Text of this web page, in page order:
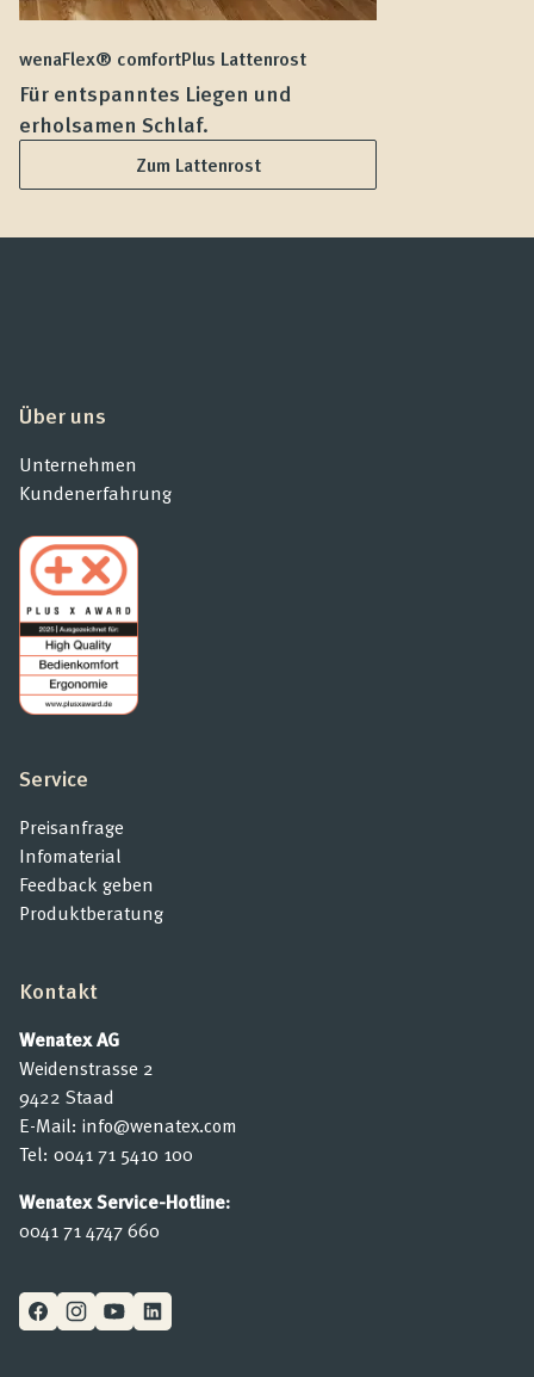
wenaFlex® comfortPlus Lattenrost
Für entspanntes Liegen und
erholsamen Schlaf.
Zum Lattenrost
Über uns
Unternehmen
Kundenerfahrung
Service
Preisanfrage
Infomaterial
Feedback geben
Produktberatung
Kontakt
Wenatex AG
Weidenstrasse 2
9422 Staad
E-Mail: info@wenatex.com
Tel: 0041 71 5410 100
Wenatex Service-Hotline:
0041 71 4747 660